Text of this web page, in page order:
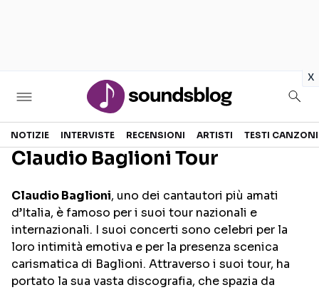
x
Sezioni
RECENSIONI MUSICALI
INTERVISTE
GOSSIP E CURIOSITÀ
TESTI CANZONI
TALENT SHOW
NOTIZIE INTERVISTE RECENSIONI ARTISTI TESTI CANZONI
Claudio Baglioni Tour
Claudio Baglioni, uno dei cantautori più amati
d’Italia, è famoso per i suoi tour nazionali e
internazionali. I suoi concerti sono celebri per la
loro intimità emotiva e per la presenza scenica
carismatica di Baglioni. Attraverso i suoi tour, ha
portato la sua vasta discografia, che spazia da